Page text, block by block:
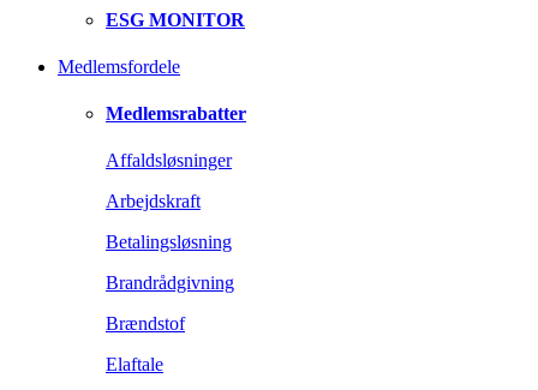
ESG MONITOR
Medlemsfordele
Medlemsrabatter
Affaldsløsninger
Arbejdskraft
Betalingsløsning
Brandrådgivning
Brændstof
Elaftale